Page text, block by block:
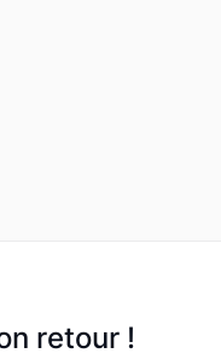
retour !